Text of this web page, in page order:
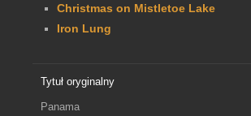
Christmas on Mistletoe Lake
Iron Lung
Tytuł oryginalny
Panama